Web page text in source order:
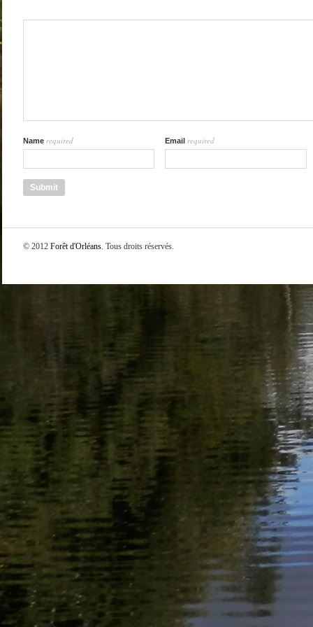
Name required Email required
© 2012 Forêt d'Orléans. Tous droits réservés.